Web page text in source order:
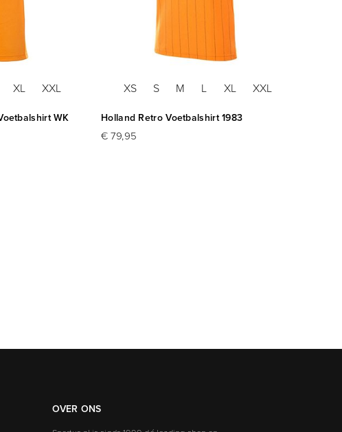
XL XXL
WK
XS S M L XL XXL
Holland Retro Voetbalshirt 1983
€ 79,95
OVER ONS